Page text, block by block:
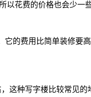
花费的价格也会少一
的费用比简单装修要
种写字楼比较常见的